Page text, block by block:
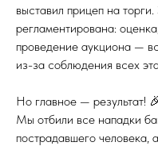
выставил прицеп на
регламентирована:
проведение аукциона —
из-за соблюдения всех
Но главное — результат!
Мы отбили все нападки
пострадавшего